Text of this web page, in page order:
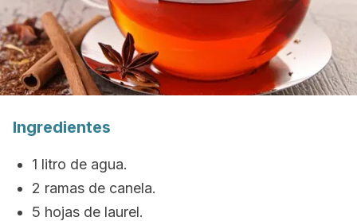
Ingredientes
1 litro de agua.
2 ramas de canela.
5 hojas de laurel.